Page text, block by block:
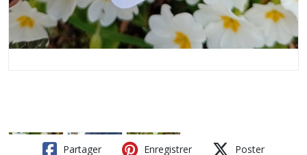
Partager Enregistrer Poster